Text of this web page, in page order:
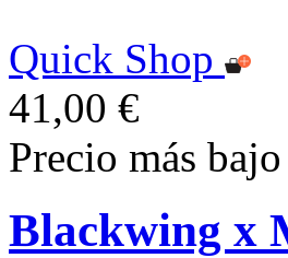
Quick Shop
41,00 €
Precio más
Blackwing x